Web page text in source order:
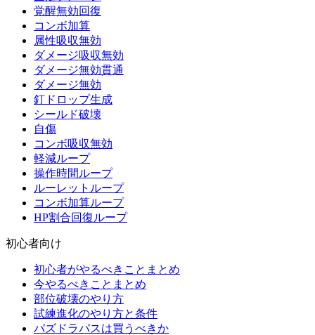
覚醒無効回復
コンボ加算
属性吸収無効
ダメージ吸収無効
ダメージ無効貫通
ダメージ無効
釘ドロップ生成
シールド破壊
自傷
コンボ吸収無効
軽減ループ
操作時間ループ
ルーレットループ
コンボ加算ループ
HP割合回復ループ
初心者向け
初心者がやるべきことまとめ
今やるべきことまとめ
部位破壊のやり方
試練進化のやり方と条件
パズドラパスは買うべきか